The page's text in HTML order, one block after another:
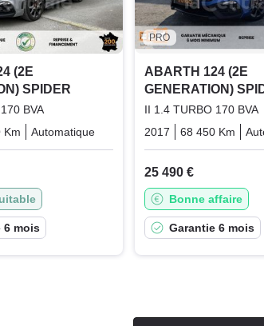
(2E
SPIDER
BVA
Km Automatique Essence
6 mois
PRO
ABARTH 124 (2E
GENERATION)
II 1.4 TURBO 170 BVA
2017
68 450 Km
25 490 €
Bonne affaire
Garantie 6 mois